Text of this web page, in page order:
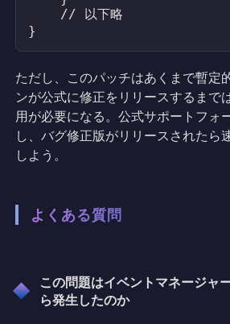
}
ただし、このパッチはあくまで暫定
ンが公式に修正をリリースするまで
用が必要になる。公式サポートフォ
し、バグ修正版がリリースされたら
しよう。
よくある質問
この問題はイベントマネージャ
ら発生したのか